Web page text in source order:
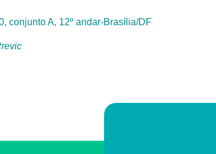
conjunto A, 12º andar-Brasília/DF